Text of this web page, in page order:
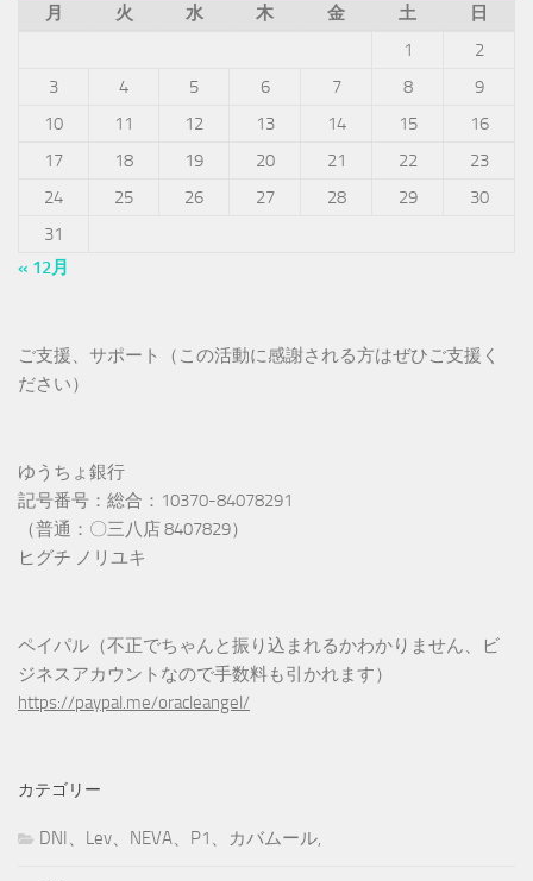
月
火 水 木 金 土
日
1
2
3
4 5 6 7 8
9
10
11 12 13 14 15
16
17
18 19 20 21 22
23
24
25 26 27 28 29
30
31
« 12月
ご支援、サポート（この活動に感謝される方はぜひご支援く
ださい）
ゆうちょ銀行
記号番号：総合：10370-84078291
（普通：〇三八店 8407829）
ヒグチ ノリユキ
ペイパル（不正でちゃんと振り込まれるかわかりません、ビ
ジネスアカウントなので手数料も引かれます）
https://paypal.me/oracleangel/
カテゴリー
DNI、Lev、NEVA、P1、カバムール,